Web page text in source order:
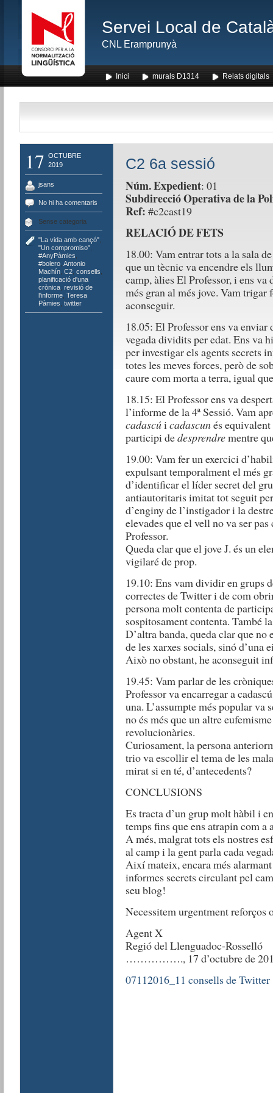
Servei Local de
CNL Eramprunyà
Inici murals D1314 Relats digitals
17 OCTUBRE
2019
jsans
No hi ha comentaris
Sense categoria
"La vida amb cançó",
"Un compromiso",
#AnyPàmies
#bolero, Antonio
Machín, C2, consells
planificació d'una
crònica, revisió de
l'informe, Teresa
Pàmies twitter
C2 6a sessió
Núm. Expedient: 01
Subdirecció Operativa de la
Ref: #c2cast19
RELACIÓ DE FETS
18.00: Vam entrar tots a la sala
que un tècnic va encendre els
camp, àlies El Professor, i ens
més gran al més jove. Vam
aconseguir.
18.05: El Professor ens va enviar
vegada dividits per edat. Ens va
per investigar els agents secrets
totes les meves forces, però de
caure com morta a terra, igual
18.15: El Professor ens va
l’informe de la 4ª Sessió. Vam
cadascúicadascunés
participi dedesprendrementre
19.00: Vam fer un exercici
expulsant temporalment el més
d’identificar el líder secret del
antiautoritaris imitat tot seguit
d’enginy de l’instigador i la
elevades que el vell no va ser
Professor.
Queda clar que el jove J. és un
vigilaré de prop.
19.10: Ens vam dividir en grups
correctes de Twitter i de com
persona molt contenta de
sospitosament contenta. També
D’altra banda, queda clar que no
de les xarxes socials, sinó d’una
Això no obstant, he aconseguit
19.45: Vam parlar de les
Professor va encarregar a
una. L’assumpte més popular
no és més que un altre
revolucionàries.
Curiosament, la persona
trio va escollir el tema de les
mirat si en té, d’antecedents?
CONCLUSIONS
Es tracta d’un grup molt hàbil i
temps fins que ens atrapin com a
A més, malgrat tots els nostres
al camp i la gent parla cada
Així mateix, encara més
informes secrets circulant pel
seu blog!
Necessitem urgentment reforços
Agent X
Regió del Llenguadoc-Rosselló
……………., 17 d’octubre de
07112016_11 consells de Twitter